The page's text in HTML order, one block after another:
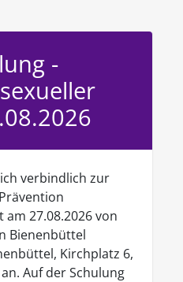
-
verbindlich zur
27.08.2026 von
Bienenbüttel
Kirchplatz 6,
Auf der Schulung